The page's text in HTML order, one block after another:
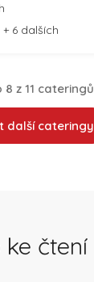
+ 6 dalších
z 11 cateringů
další cateringy
ke čtení